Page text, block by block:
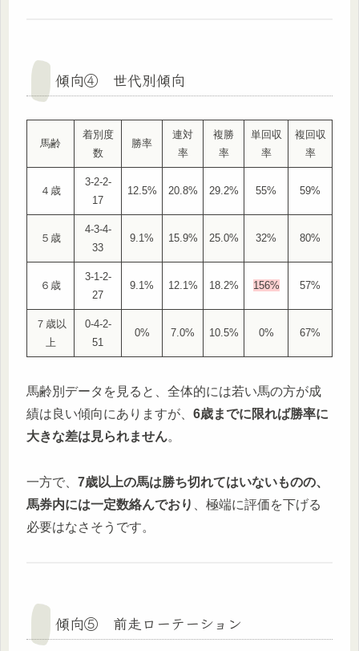
傾向④ 世代別傾向
馬齢
着別度
数
勝率
連対
率
複勝
率
単回収
率
複回収
率
４歳
3-2-2-
17
12.5% 20.8% 29.2% 55% 59%
５歳
4-3-4-
33
9.1% 15.9% 25.0% 32% 80%
６歳
3-1-2-
27
9.1% 12.1% 18.2% 156% 57%
７歳以
上
0-4-2-
51
0% 7.0% 10.5% 0% 67%
馬齢別データを見ると、全体的には若い馬の方が成
績は良い傾向にありますが、 6歳までに限れば勝率に
大きな差は見られません。
一方で、 7歳以上の馬は勝ち切れてはいないものの、
馬券内には一定数絡んでおり
、極端に評価を下げる
必要はなさそうです。
傾向⑤ 前走ローテーション